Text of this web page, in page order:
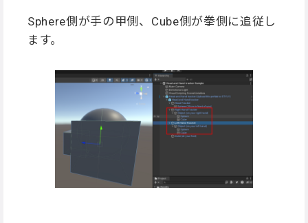
Sphere側が手の甲側、Cube側が拳側に追従し
ます。